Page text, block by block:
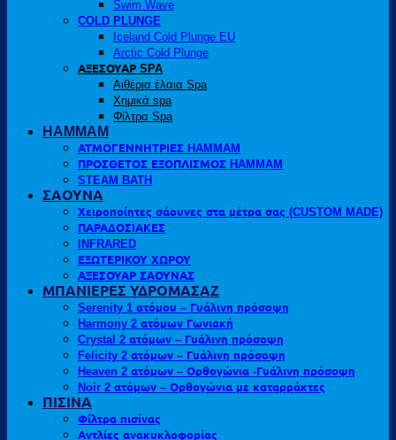
Swim Wave
COLD PLUNGE
Iceland Cold Plunge EU
Arctic Cold Plunge
ΑΞΕΣΟΥΑΡ SPA
Αιθέρια έλαια Spa
Χημικά spa
Φίλτρα Spa
HAMMAM
ΑΤΜΟΓΕΝΝΗΤΡΙΕΣ HAMMAM
ΠΡΟΣΘΕΤΟΣ ΕΞΟΠΛΙΣΜΟΣ HAMMAM
STEAM BATH
ΣΑΟΥΝΑ
Χειροποίητες σάουνες στα μέτρα σας (CUSTOM MADE)
ΠΑΡΑΔΟΣΙΑΚΕΣ
INFRARED
ΕΞΩΤΕΡΙΚΟΥ ΧΩΡΟΥ
ΑΞΕΣΟΥΑΡ ΣΑΟΥΝΑΣ
ΜΠΑΝΙΕΡΕΣ ΥΔΡΟΜΑΣΑΖ
Serenity 1 ατόμου – Γυάλινη πρόσοψη
Harmony 2 ατόμων Γωνιακή
Crystal 2 ατόμων – Γυάλινη πρόσοψη
Felicity 2 ατόμων – Γυάλινη πρόσοψη
Heaven 2 ατόμων – Ορθογώνια -Γυάλινη πρόσοψη
Noir 2 ατόμων – Ορθογώνια με καταρράκτες
ΠΙΣΙΝΑ
Φίλτρα πισίνας
Αντλίες ανακυκλοφορίας